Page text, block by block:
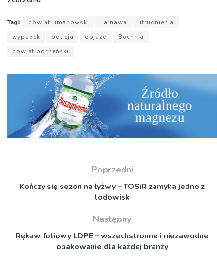
Tagi: powiat limanowski Tarnawa
utrudnienia
wypadek
policja objazd
Bochnia
powiat bocheński
Poprzedni
Kończy się sezon na łyżwy – TOSiR zamyka jedno z
lodowisk
Następny
Rękaw foliowy LDPE – wszechstronne i niezawodne
opakowanie dla każdej branży